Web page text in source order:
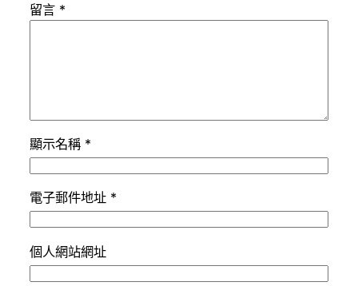
留言 *
顯示名稱 *
電子郵件地址 *
個人網站網址